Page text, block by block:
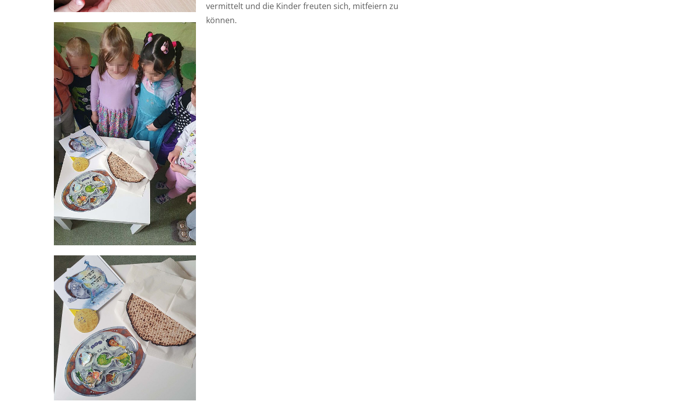
vermittelt und die Kinder freuten sich, mitfeiern zu
können.